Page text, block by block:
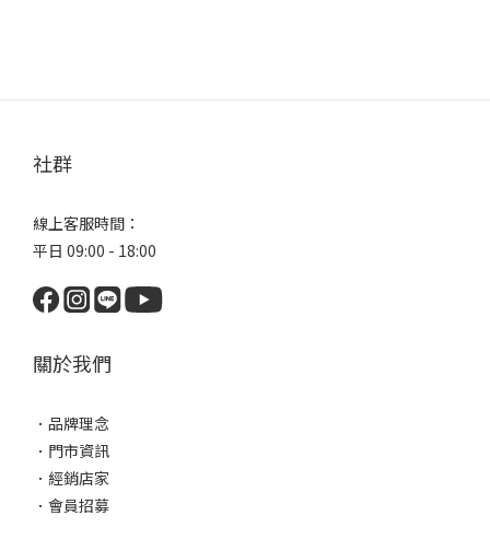
社群
線上客服時間：
平日 09:00 - 18:00
關於我們
． 品牌理念
． 門市資訊
． 經銷店家
． 會員招募